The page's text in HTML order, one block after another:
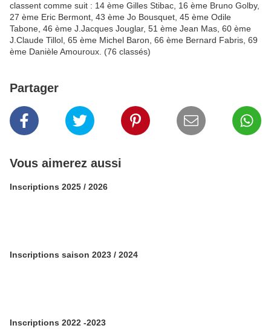
classent comme suit : 14 ème Gilles Stibac, 16 ème Bruno Golby,
27 ème Eric Bermont, 43 ème Jo Bousquet, 45 ème Odile
Tabone, 46 ème J.Jacques Jouglar, 51 ème Jean Mas, 60 ème
J.Claude Tillol, 65 ème Michel Baron, 66 ème Bernard Fabris, 69
ème Danièle Amouroux. (76 classés)
Partager
Vous aimerez aussi
Inscriptions 2025 / 2026
Inscriptions saison 2023 / 2024
Inscriptions 2022 -2023